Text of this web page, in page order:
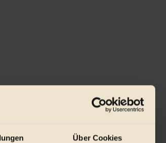
Über Cookies